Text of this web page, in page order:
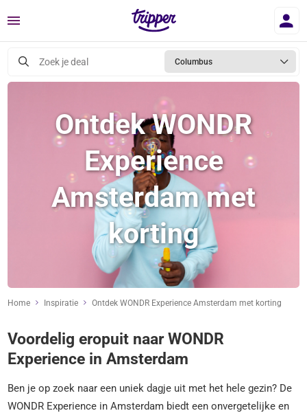
Menu
Zoek je deal Columbus
Ontdek WONDR
Experience
Amsterdam met
korting
Home Inspiratie Ontdek WONDR Experience Amsterdam met korting
Voordelig eropuit naar WONDR
Experience in Amsterdam
Ben je op zoek naar een uniek dagje uit met het hele gezin? De
WONDR Experience in Amsterdam biedt een onvergetelijke en